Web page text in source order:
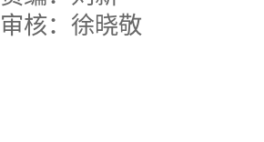
审核：徐晓敬